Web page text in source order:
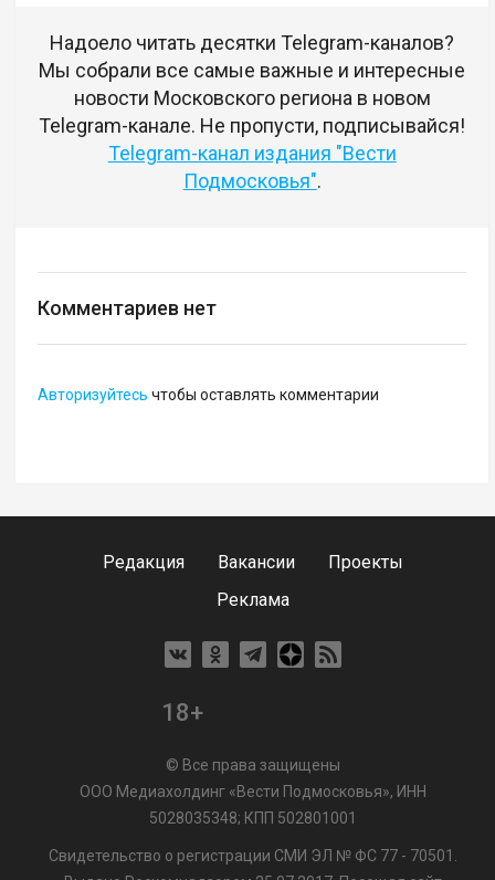
Надоело читать десятки Telegram-каналов?
Мы собрали все самые важные и интересные
новости Московского региона в новом
Telegram-канале. Не пропусти, подписывайся!
Telegram-канал издания "Вести
Подмосковья".
Комментариев нет
Авторизуйтесь чтобы оставлять комментарии
Редакция Вакансии
Проекты
Реклама
18+
© Все права защищены
ООО Медиахолдинг «Вести Подмосковья», ИНН
5028035348; КПП 502801001
Свидетельство о регистрации СМИ ЭЛ № ФС 77 - 70501.